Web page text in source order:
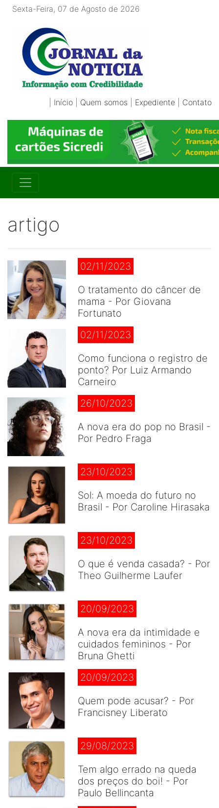
Sexta-Feira, 07 de Agosto de 2026
Início Quem somos Expediente Contato
artigo
02/11/2023
O tratamento do câncer de
mama - Por Giovana
Fortunato
02/11/2023
Como funciona o registro de
ponto? Por Luiz Armando
Carneiro
26/10/2023
A nova era do pop no Brasil -
Por Pedro Fraga
23/10/2023
Sol: A moeda do futuro no
Brasil - Por Caroline Hirasaka
23/10/2023
O que é venda casada? - Por
Theo Guilherme Laufer
20/09/2023
A nova era da intimidade e
cuidados femininos - Por
Bruna Ghetti
20/09/2023
Quem pode acusar? - Por
Francisney Liberato
29/08/2023
Tem algo errado na queda
dos preços do boi! - Por
Paulo Bellincanta